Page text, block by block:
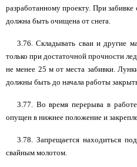
разработанному проекту. При
должна быть очищена от снега.
3.76. Складывать сваи и другие
только при достаточной прочности
не менее 25 м от места забивки.
должны быть до начала работы
3.77. Во время перерыва в
опущен в нижнее положение и
3.78. Запрещается находиться
свайным молотом.